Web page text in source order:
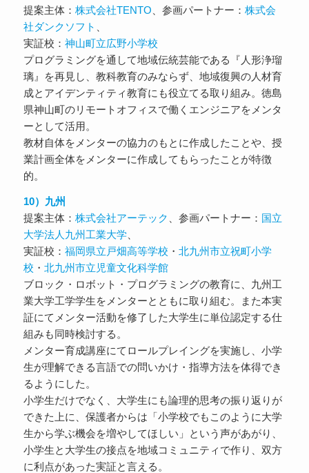
提案主体： 株式会社TENTO 、参画パートナー： 株式会
社ダンクソフト
実証校： 神山町立広野小学校
プログラミングを通して地域伝統芸能である『人形浄瑠
璃』を再見し、教科教育のみならず、地域復興の人材育
成とアイデンティティ教育にも役立てる取り組み。徳島
県神山町のリモートオフィスで働くエンジニアをメンタ
ーとして活用。
教材自体をメンターの協力のもとに作成したことや、授
業計画全体をメンターに作成してもらったことが特徴
的。
10）九州
提案主体： 株式会社アーテック 、参画パートナー： 国立
大学法人九州工業大学、
実証校： 福岡県立戸畑高等学校 ・ 北九州市立祝町小学
校 ・ 北九州市立児童文化科学館
ブロック・ロボット・プログラミングの教育に、九州工
業大学工学学生をメンターとともに取り組む。また本実
証にてメンター活動を修了した大学生に単位認定する仕
組みも同時検討する。
メンター育成講座にてロールプレイングを実施し、小学
生が理解できる言語での問いかけ・指導方法を体得でき
るようにした。
小学生だけでなく、大学生にも論理的思考の振り返りが
できた上に、保護者からは「小学校でもこのように大学
生から学ぶ機会を増やしてほしい」という声があがり、
小学生と大学生の接点を地域コミュニティで作り、双方
に利点があった実証と言える。